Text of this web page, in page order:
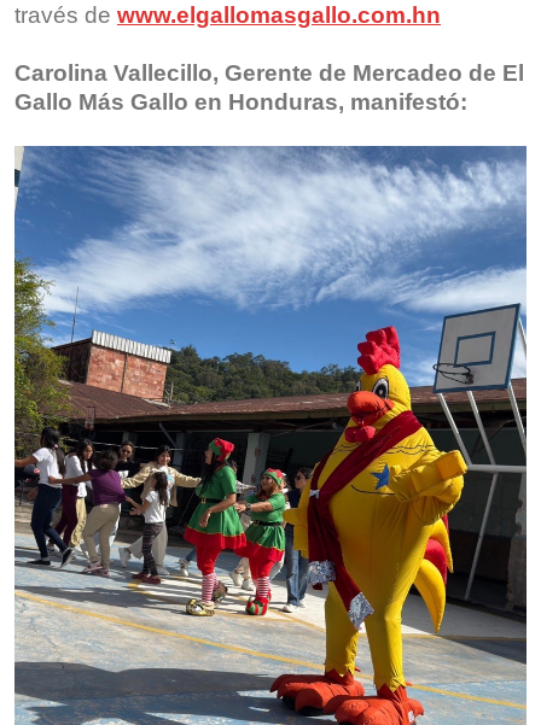
través de www.elgallomasgallo.com.hn
Carolina Vallecillo, Gerente de Mercadeo de El
Gallo Más Gallo en Honduras, manifestó: